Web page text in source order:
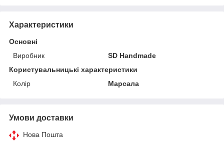
Характеристики
Основні
Виробник
SD Handmade
Користувальницькі характеристики
Колір
Марсала
Умови доставки
Нова Пошта